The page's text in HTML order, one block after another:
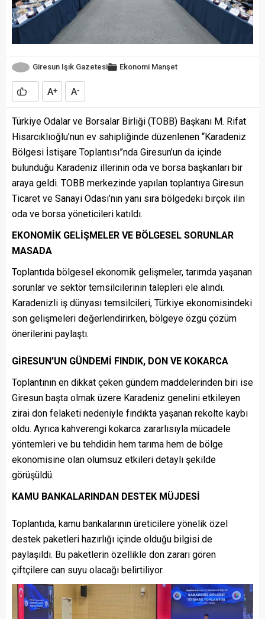
Giresun Işık Gazetesi Ekonomi Manşet
A+ A-
Türkiye Odalar ve Borsalar Birliği (TOBB) Başkanı M. Rifat
Hisarcıklıoğlu’nun ev sahipliğinde düzenlenen “Karadeniz
Bölgesi İstişare Toplantısı”nda Giresun’un da içinde
bulunduğu Karadeniz illerinin oda ve borsa başkanları bir
araya geldi. TOBB merkezinde yapılan toplantıya Giresun
Ticaret ve Sanayi Odası’nın yanı sıra bölgedeki birçok ilin
oda ve borsa yöneticileri katıldı.
EKONOMİK GELİŞMELER VE BÖLGESEL SORUNLAR
MASADA
Toplantıda bölgesel ekonomik gelişmeler, tarımda yaşanan
sorunlar ve sektör temsilcilerinin talepleri ele alındı.
Karadenizli iş dünyası temsilcileri, Türkiye ekonomisindeki
son gelişmeleri değerlendirirken, bölgeye özgü çözüm
önerilerini paylaştı.
GİRESUN’UN GÜNDEMİ FINDIK, DON VE KOKARCA
Toplantının en dikkat çeken gündem maddelerinden biri ise
Giresun başta olmak üzere Karadeniz genelini etkileyen
zirai don felaketi nedeniyle fındıkta yaşanan rekolte kaybı
oldu. Ayrıca kahverengi kokarca zararlısıyla mücadele
yöntemleri ve bu tehdidin hem tarıma hem de bölge
ekonomisine olan olumsuz etkileri detaylı şekilde
görüşüldü.
KAMU BANKALARINDAN DESTEK MÜJDESİ
Toplantıda, kamu bankalarının üreticilere yönelik özel
destek paketleri hazırlığı içinde olduğu bilgisi de
paylaşıldı. Bu paketlerin özellikle don zararı gören
çiftçilere can suyu olacağı belirtiliyor.